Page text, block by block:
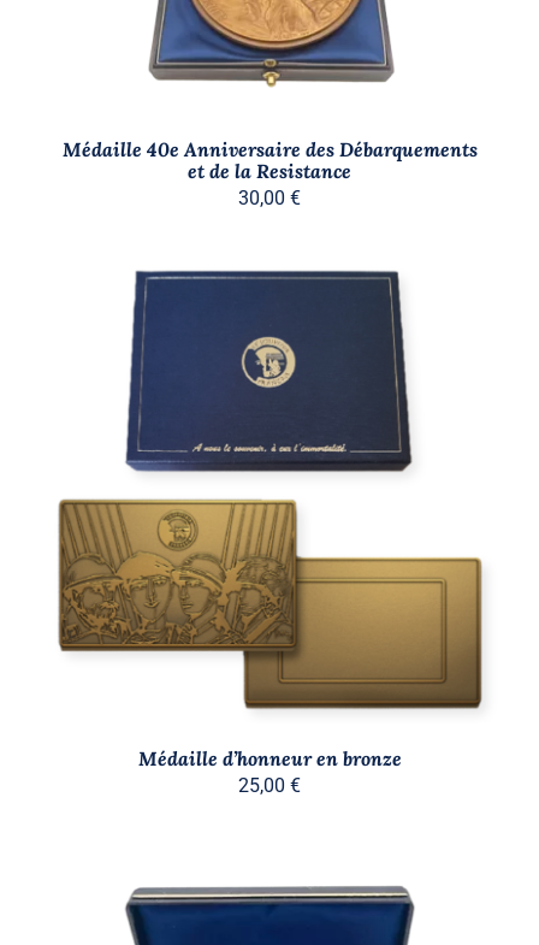
Médaille 40e Anniversaire des Débarquements
et de la Resistance
30,00 €
DÉTAILS
Médaille d’honneur en bronze
25,00 €